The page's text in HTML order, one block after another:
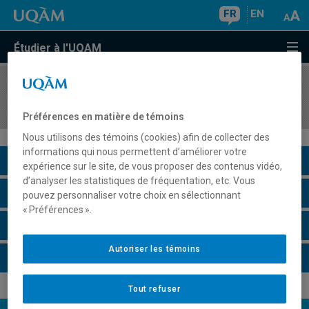
FR EN
Étudier à l'UQAM
COURS//
Description du cours
Horaire - Été 2026
Préférences en matière de témoins
Nous utilisons des témoins (cookies) afin de collecter des
informations qui nous permettent d’améliorer votre
expérience sur le site, de vous proposer des contenus vidéo,
d’analyser les statistiques de fréquentation, etc. Vous
pouvez personnaliser votre choix en sélectionnant
« Préférences ».
Tout refuser
Autoriser les témoins